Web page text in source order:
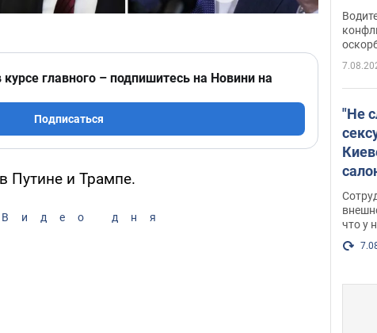
главного – подпишитесь на Новини на
Подписаться
Путине и Трампе.
Видео дня
"Не
Фото
что у